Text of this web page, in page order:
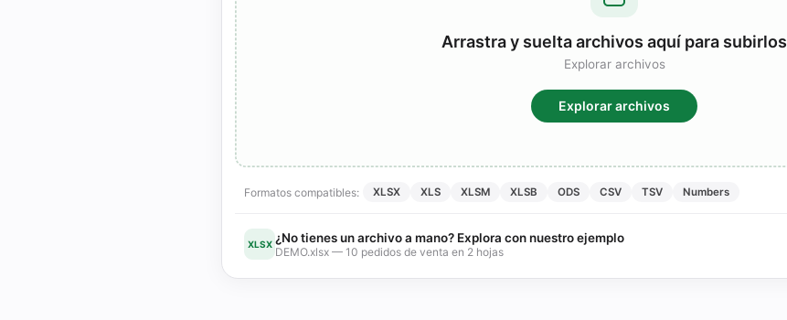
Arrastra y suelta archivos aquí para subirlos
Explorar archivos
Explorar archivos
Formatos compatibles: XLSX XLS XLSM XLSB ODS CSV TSV Numbers
XLSX ¿No tienes un archivo a mano? Explora con nuestro ejemplo
DEMO.xlsx — 10 pedidos de venta en 2 hojas